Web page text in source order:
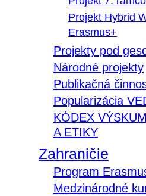
Projekt Hybrid
Erasmus+
Projekty pod
Národné projekty
Publikačná
Popularizácia
KÓDEX
A ETIKY
Zahraničie
Program
Medzinárodné